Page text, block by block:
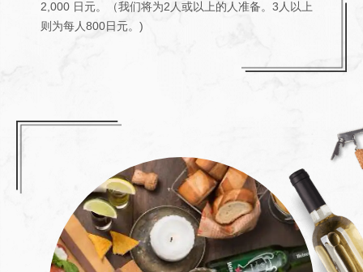
2,000 日元。（我们将为2人或以上的人准备。3人以上
则为每人800日元。)